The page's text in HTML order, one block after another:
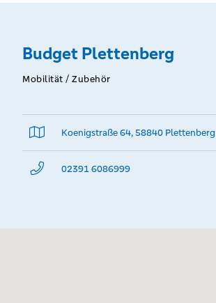
Budget Plettenberg
Mobilität / Zubehör
Koenigstraße 64, 58840 Plettenberg
02391 6086999